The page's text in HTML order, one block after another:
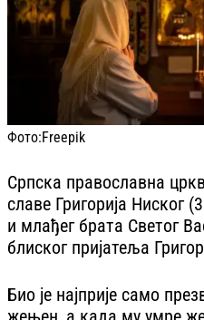
Фото:Freepik
Српска православна
славе Григорија Ниског
и млађег брата Светог
блиског пријатеља
Био је најприје само